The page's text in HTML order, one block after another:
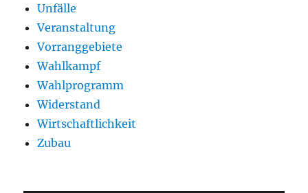
Unfälle
Veranstaltung
Vorranggebiete
Wahlkampf
Wahlprogramm
Widerstand
Wirtschaftlichkeit
Zubau